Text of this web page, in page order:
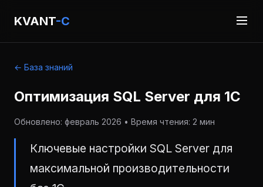
KVANT-C
← База знаний
Оптимизация SQL Server для 1С
Обновлено: февраль 2026 • Время чтения: 2 мин
Ключевые настройки SQL Server для
максимальной производительности